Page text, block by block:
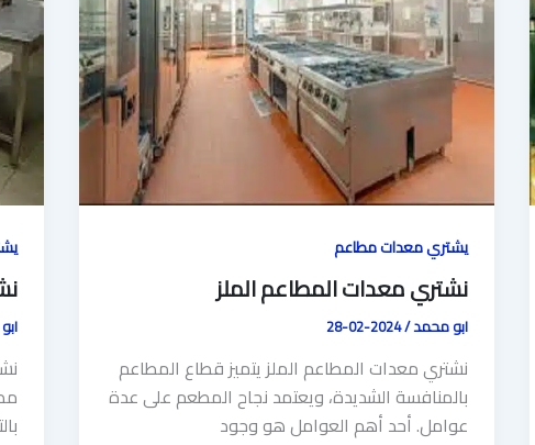
يشتري معدات مطاعم
نشتري معدات المطاعم الملز
ابو محمد/
2024-02-28
نشتري معدات المطاعم الملز يتميز قطاع المطاعم
بالمنافسة الشديدة، ويعتمد نجاح المطعم على عدة
عوامل. أحد أهم العوامل هو وجود